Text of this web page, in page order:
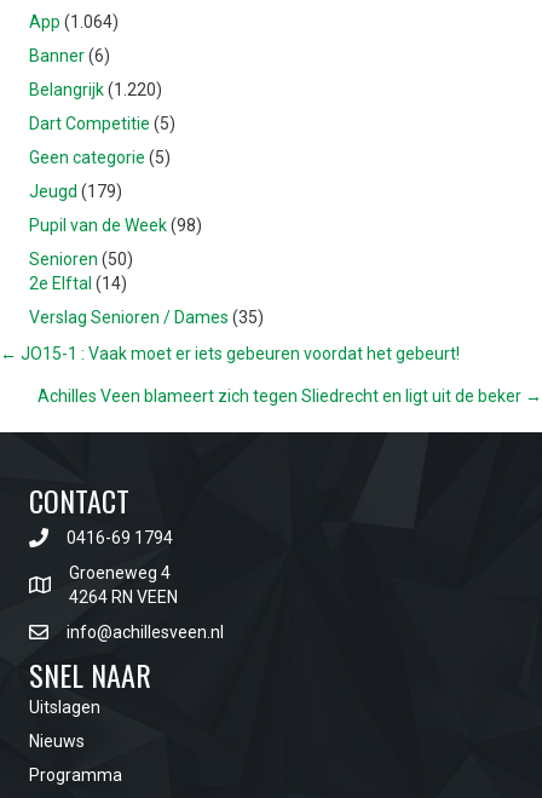
App (1.064)
Banner(6)
Belangrijk(1.220)
Dart Competitie (5)
Geen categorie (5)
Jeugd (179)
Pupil van de Week(98)
Senioren (50)
2e Elftal (14)
Verslag Senioren / Dames (35)
POSTS
NAVIGATION
← JO15-1 : Vaak moet er iets gebeuren voordat het gebeurt!
Achilles Veen blameert zich tegen Sliedrecht en ligt uit de beker →
CONTACT
0416-69 1794
Groeneweg 4
4264 RN VEEN
info@achillesveen.nl
SNEL NAAR
Uitslagen
Nieuws
Programma